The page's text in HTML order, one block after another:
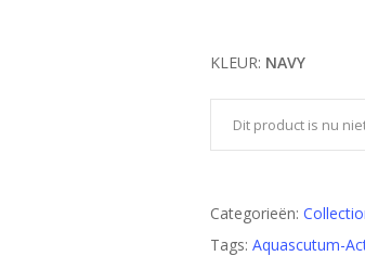
KLEUR: NAVY
Dit product is nu
Categorieën:
Tags: Aquascutum-